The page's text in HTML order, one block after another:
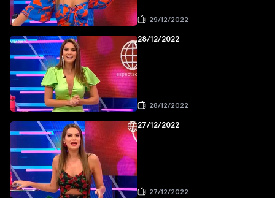
29/12/2022
28/12/2022
28/12/2022
27/12/2022
27/12/2022